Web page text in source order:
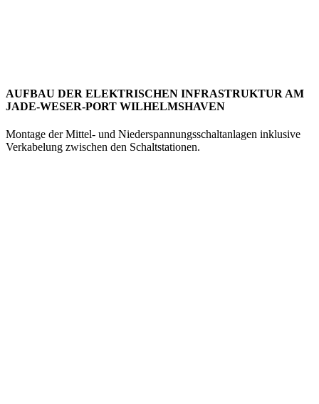
AUFBAU DER ELEKTRISCHEN INFRASTRUKTUR AM
JADE-WESER-PORT WILHELMSHAVEN
Montage der Mittel- und Niederspannungsschaltanlagen inklusive
Verkabelung zwischen den Schaltstationen.